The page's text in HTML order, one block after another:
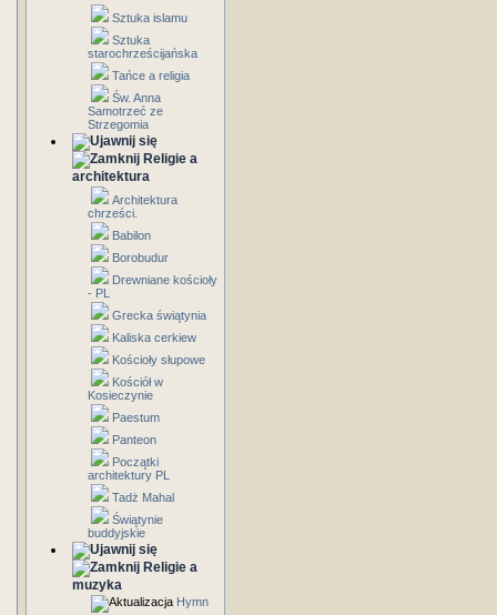
Sztuka islamu
Sztuka
starochrześcijańska
Tańce a religia
Św. Anna
Samotrzeć ze
Strzegomia
Religie a
architektura
Architektura
chrześci.
Babilon
Borobudur
Drewniane kościoły
- PL
Grecka świątynia
Kaliska cerkiew
Kościoły słupowe
Kościół w
Kosieczynie
Paestum
Panteon
Początki
architektury PL
Tadż Mahal
Świątynie
buddyjskie
Religie a
muzyka
Hymn